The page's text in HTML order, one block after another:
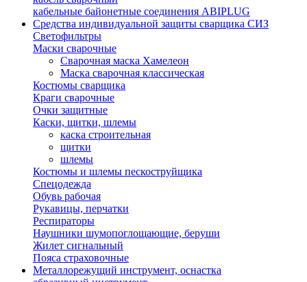
кабельные байонетные соединения ABIPLUG
Средства индивидуальной защиты сварщика СИЗ
Светофильтры
Маски сварочные
Сварочная маска Хамелеон
Маска сварочная классическая
Костюмы сварщика
Краги сварочные
Очки защитные
Каски, щитки, шлемы
каска строительная
щитки
шлемы
Костюмы и шлемы пескоструйщика
Спецодежда
Обувь рабочая
Рукавицы, перчатки
Респираторы
Наушники шумопоглощающие, беруши
Жилет сигнальный
Пояса страховочные
Металлорежущий инструмент, оснастка